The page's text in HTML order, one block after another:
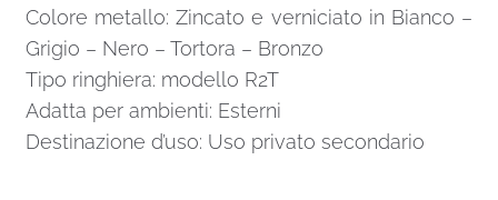
Colore metallo: Zincato e verniciato in Bianco –
Grigio – Nero – Tortora – Bronzo
Tipo ringhiera: modello R2T
Adatta per ambienti: Esterni
Destinazione d’uso: Uso privato secondario